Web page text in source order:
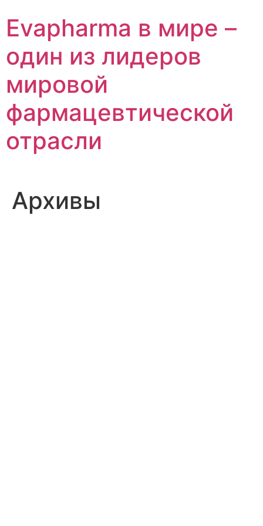
содержимому
Evapharma в мире –
один из лидеров
мировой
фармацевтической
отрасли
Архивы